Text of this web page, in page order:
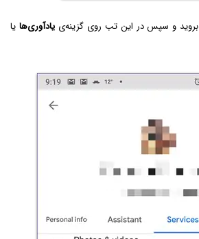
بروید و سپس در این تب روی گزینه‌ییادآوری‌ها یا